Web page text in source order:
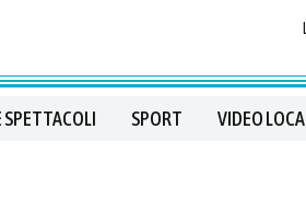
SPETTACOLI SPORT VIDEO